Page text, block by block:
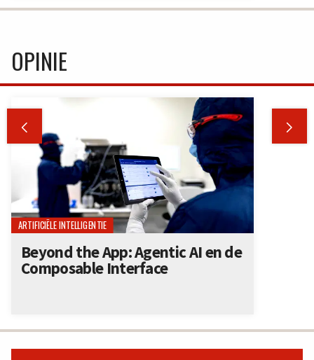
OPINIE
 
ARTIFICIËLE INTELLIGENTIE
Beyond the App: Agentic AI en de
Composable Interface